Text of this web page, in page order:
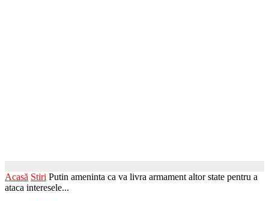
Acasă Stiri Putin ameninta ca va livra armament altor state pentru a
ataca interesele...